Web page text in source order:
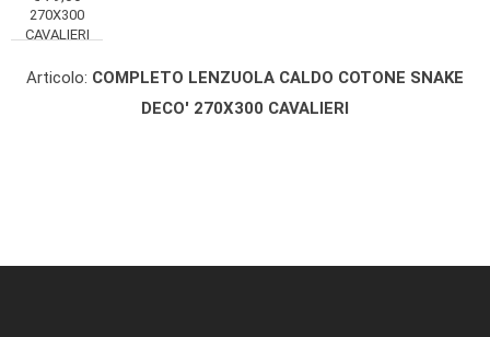
270X300
CAVALIERI
Articolo: COMPLETO LENZUOLA CALDO COTONE SNAKE
DECO' 270X300 CAVALIERI